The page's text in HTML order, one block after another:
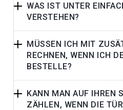
WAS IST UNTER
VERSTEHEN?
MÜSSEN ICH MIT
RECHNEN, WENN ICH
BESTELLE?
KANN MAN AUF IHREN
ZÄHLEN, WENN DIE